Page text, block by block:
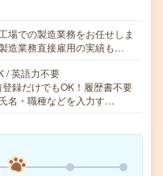
場での製造業務をお任せしま
造業務直接雇用の実績も…
/ 英語力不要
録だけでもOK！履歴書不要
名・職種などを入力す…